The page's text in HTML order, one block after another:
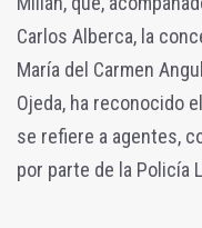
Carlos Alberca, la
María del Carmen
Ojeda, ha reconocido
se refiere a agentes,
por parte de la Policía